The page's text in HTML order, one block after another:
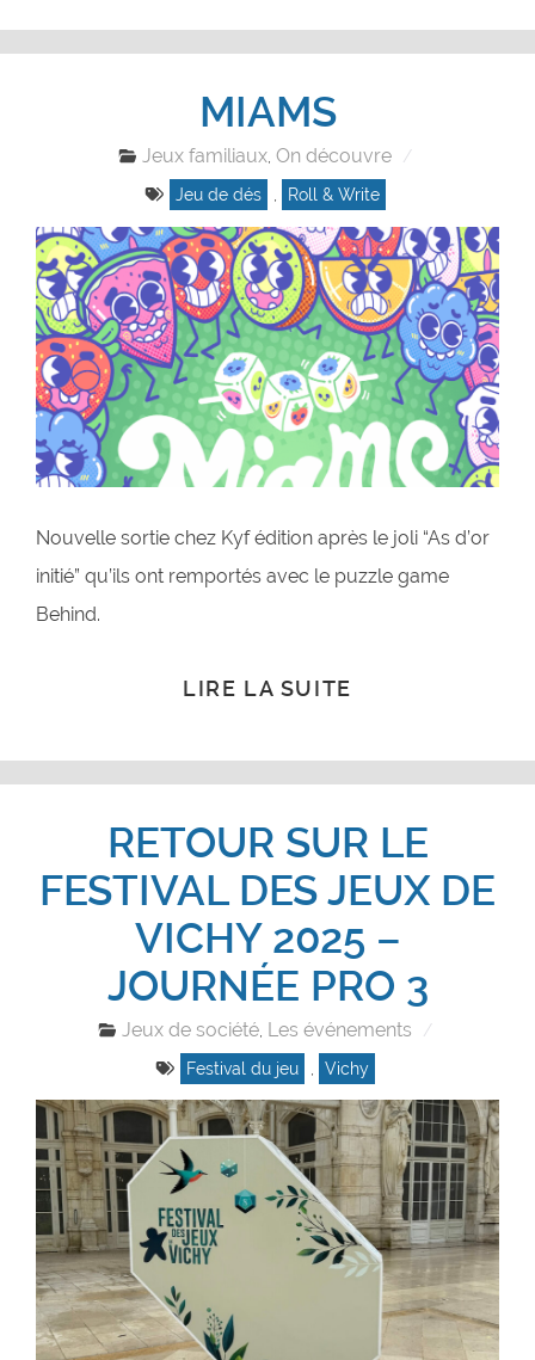
MIAMS
Jeux familiaux,On découvre
Jeu de dés , Roll & Write
Nouvelle sortie chez Kyf édition après le joli “As d’or
initié” qu’ils ont remportés avec le puzzle game
Behind.
LIRE LA SUITE
RETOUR SUR LE
FESTIVAL DES JEUX DE
VICHY 2025 –
JOURNÉE PRO 3
Jeux de société Les événements
Festival du jeu Vichy